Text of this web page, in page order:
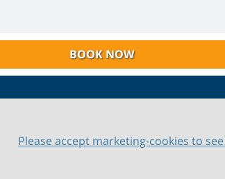
BOOK NOW
Please accept marketing-cookies to